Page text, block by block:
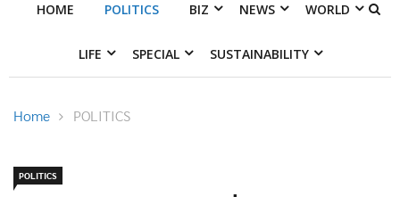
HOME POLITICS BIZ NEWS WORLD
LIFE SPECIAL SUSTAINABILITY
Home POLITICS
POLITICS